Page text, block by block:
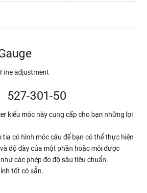
adjustment
527-301-50
kiểu móc này cung cấp cho bạn những lợi
tia có hình móc câu để bạn có thể thực hiện
độ dày của một phần hoặc môi được
các phép đo độ sâu tiêu chuẩn.
tốt có sẵn.